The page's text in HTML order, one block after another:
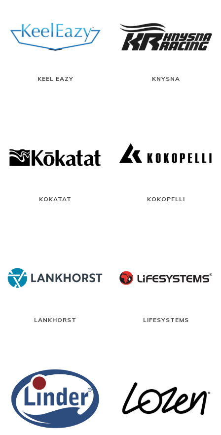
KEEL EAZY KNYSNA
KOKATAT KOKOPELLI
LANKHORST LIFESYSTEMS